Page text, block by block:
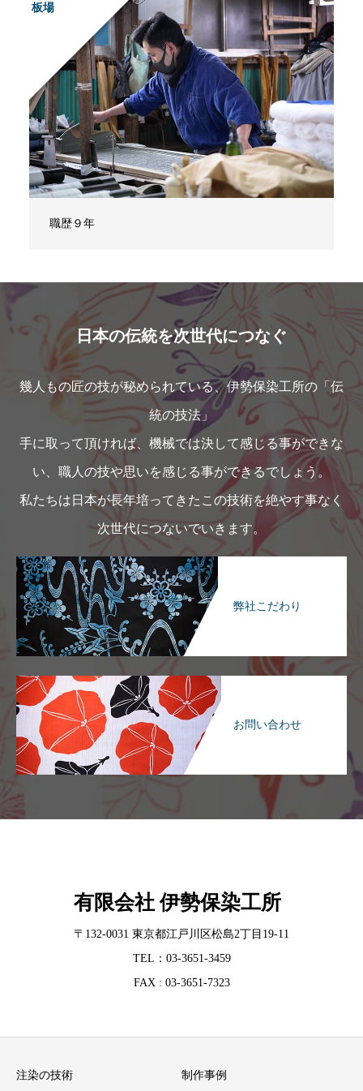
板場
職歴９年
日本の伝統を次世代につなぐ
幾人もの匠の技が秘められている、伊勢保染工所の「伝
統の技法」
手に取って頂ければ、機械では決して感じる事ができな
い、職人の技や思いを感じる事ができるでしょう。
私たちは日本が長年培ってきたこの技術を絶やす事なく
次世代につないでいきます。
弊社こだわり
お問い合わせ
有限会社 伊勢保染工所
〒132-0031 東京都江戸川区松島2丁目19-11
TEL：03-3651-3459
FAX : 03-3651-7323
注染の技術 制作事例